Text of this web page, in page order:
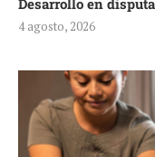
Desarrollo en
4 agosto, 2026